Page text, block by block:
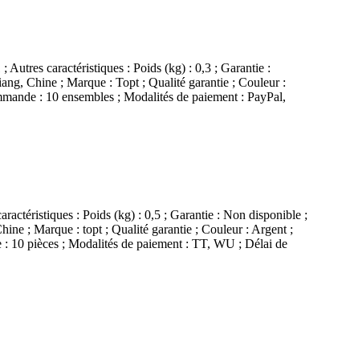
Autres caractéristiques : Poids (kg) : 0,3 ; Garantie :
Chine ; Marque : Topt ; Qualité garantie ; Couleur :
: 10 ensembles ; Modalités de paiement : PayPal,
: Poids (kg) : 0,5 ; Garantie : Non disponible ;
; Marque : topt ; Qualité garantie ; Couleur : Argent ;
10 pièces ; Modalités de paiement : TT, WU ; Délai de